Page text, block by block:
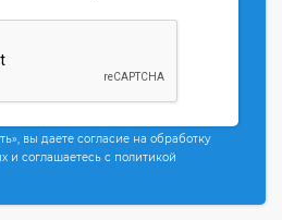
вы даете согласие на обработку
и соглашаетесь с политикой